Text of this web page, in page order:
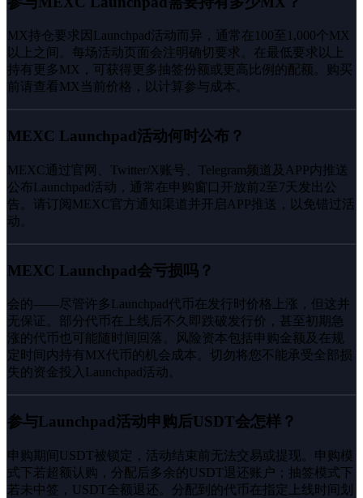
MX持仓要求因Launchpad活动而异，通常在100至1,000个MX
以上之间。每场活动页面会注明确切要求。在最低要求以上
持有更多MX，可获得更多抽签份额或更高比例的配额。购买
前请查看MX当前价格，以计算参与成本。
MEXC Launchpad活动何时公布？
MEXC通过官网、Twitter/X账号、Telegram频道及APP内推送
公布Launchpad活动，通常在申购窗口开放前2至7天发出公
告。请订阅MEXC官方通知渠道并开启APP推送，以免错过活
动。
MEXC Launchpad会亏损吗？
会的——尽管许多Launchpad代币在发行时价格上涨，但这并
无保证。部分代币在上线后不久即跌破发行价，甚至初期急
涨的代币也可能随时间回落。风险资本包括申购金额及在规
定时间内持有MX代币的机会成本。切勿将您不能承受全部损
失的资金投入Launchpad活动。
参与Launchpad活动申购后USDT会怎样？
申购期间USDT被锁定，活动结束前无法交易或提现。申购模
式下若超额认购，分配后多余的USDT退还账户；抽签模式下
若未中签，USDT全额退还。分配到的代币在指定上线时间划